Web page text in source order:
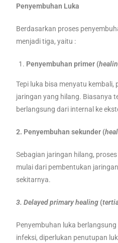
Penyembuhan Luka
Berdasarkan proses
menjadi tiga, yaitu :
Penyembuhan primer (
Tepi luka bisa menyatu kembali,
jaringan yang hilang. Biasanya
berlangsung dari internal ke
2. Penyembuhan sekunder (
Sebagian jaringan hilang,
mulai dari pembentukan
sekitarnya.
3. Delayed primary healing (
Penyembuhan luka
infeksi, diperlukan penutupan